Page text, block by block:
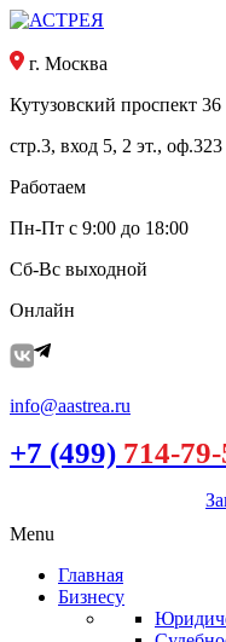
г. Москва
Кутузовский проспект 36
стр.3, вход 5, 2 эт., оф.323
Работаем
Пн-Пт с 9:00 до 18:00
Сб-Вс выходной
Онлайн
info@aastrea.ru
+7 (499) 714-
Menu
Главная
Бизнесу